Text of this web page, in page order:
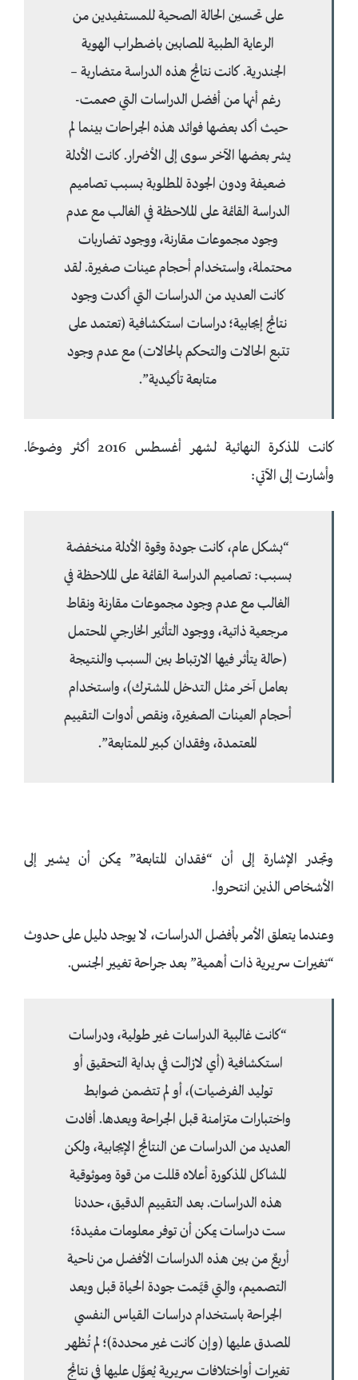
على تحسين الحالة الصحية للمستفيدين من
الرعاية الطبية المصابين باضطراب الهوية
الجندرية. كانت نتائج هذه الدراسة متضاربة –
رغم أنها من أفضل الدراسات التي صممت-
حيث أكد بعضها فوائد هذه الجراحات بينما لم
يشر بعضها الآخر سوى إلى الأضرار. كانت الأدلة
ضعيفة ودون الجودة المطلوبة بسبب تصاميم
الدراسة القائمة على الملاحظة في الغالب مع عدم
وجود مجموعات مقارنة، ووجود تضاربات
محتملة، واستخدام أحجام عينات صغيرة. لقد
كانت العديد من الدراسات التي أكدت وجود
نتائج إيجابية؛ دراسات استكشافية (تعتمد على
تتبع الحالات والتحكم بالحالات) مع عدم وجود
متابعة تأكيدية”.
كانت المذكرة النهائية لشهر أغسطس 2016 أكثر وضوحًا.
وأشارت إلى الآتي:
“بشكل عام، كانت جودة وقوة الأدلة منخفضة
بسبب: تصاميم الدراسة القائمة على الملاحظة في
الغالب مع عدم وجود مجموعات مقارنة ونقاط
مرجعية ذاتية، ووجود التأثير الخارجي المحتمل
(حالة يتأثر فيها الارتباط بين السبب والنتيجة
بعامل آخر مثل التدخل المشترك)، واستخدام
أحجام العينات الصغيرة، ونقص أدوات التقييم
المعتمدة، وفقدان كبير للمتابعة”.
وتجدر الإشارة إلى أن “فقدان المتابعة” يمكن أن يشير إلى
الأشخاص الذين انتحروا.
وعندما يتعلق الأمر بأفضل الدراسات، لا يوجد دليل على حدوث
“تغيرات سريرية ذات أهمية” بعد جراحة تغيير الجنس.
“كانت غالبية الدراسات غير طولية، ودراسات
استكشافية (أي لازالت في بداية التحقيق أو
توليد الفرضيات)، أو لم تتضمن ضوابط
واختبارات متزامنة قبل الجراحة وبعدها. أفادت
العديد من الدراسات عن النتائج الإيجابية، ولكن
المشاكل المذكورة أعلاه قللت من قوة وموثوقية
هذه الدراسات. بعد التقييم الدقيق، حددنا
ست دراسات يمكن أن توفر معلومات مفيدة؛
أربعٌ من بين هذه الدراسات الأفضل من ناحية
التصميم، والتي قيَّمت جودة الحياة قبل وبعد
الجراحة باستخدام دراسات القياس النفسي
المصدق عليها (وإن كانت غير محددة)؛ لم تُظهر
تغيرات أواختلافات سريرية يُعوَّل عليها في نتائج